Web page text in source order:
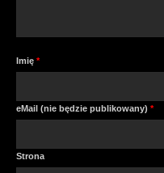
Imię *
eMail (nie będzie publikowany) *
Strona